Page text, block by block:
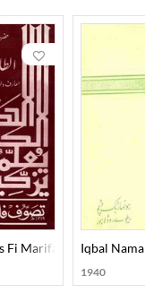
Fi Marifati Lataif-In-Nafs
Iqbal Nama
1940